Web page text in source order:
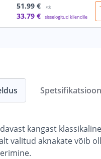
51.99 € /tk
33.79 € sisselogitud kliendile
kangast
valitud aknakate võib
Spetsifikatsioon